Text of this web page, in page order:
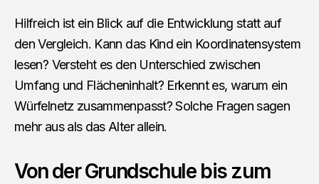
Hilfreich ist ein Blick auf die Entwicklung statt auf
den Vergleich. Kann das Kind ein Koordinatensystem
lesen? Versteht es den Unterschied zwischen
Umfang und Flächeninhalt? Erkennt es, warum ein
Würfelnetz zusammenpasst? Solche Fragen sagen
mehr aus als das Alter allein.
Von der Grundschule bis zum